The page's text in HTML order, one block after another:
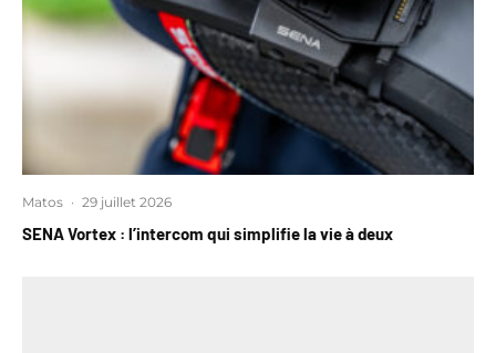
Matos · 29 juillet 2026
SENA Vortex : l’intercom qui simplifie la vie à deux